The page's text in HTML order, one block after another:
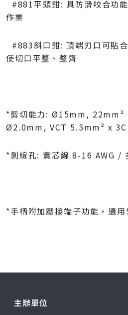
#881平頭鉗: 具防滑咬合功
作業
#883斜口鉗: 頂端刃口可貼
使切口平整、整齊
*剪切能力: Ø15mm,
Ø2.0mm, VCT 5.5mm² x
*剝線孔: 實芯線 8-16 AWG /
*手柄附加壓接端子功能，適
主辦單位